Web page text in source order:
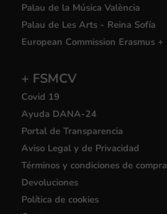
Palau de la Música València
Palau de Les Arts - Reina Sofía
European Commission Erasmus +
+ FSMCV
Covid 19
Ayuda DANA-24
Portal de Transparencia
Aviso Legal y de Privacidad
Términos y condiciones de compra
Devoluciones
Política de cookies